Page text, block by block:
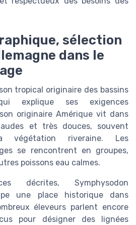
sélection
dans le
tropical originaire des bassins
explique ses exigences
originaire Amérique vit dans
et très douces, souvent
végétation riveraine. Les
se rencontrent en groupes,
poissons eau calmes.
décrites, Symphysodon
une place historique dans
éleveurs parlent encore
pour désigner des lignées